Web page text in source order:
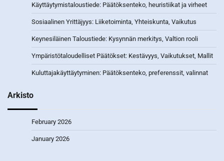
Käyttäytymistaloustiede: Päätöksenteko, heuristiikat ja virheet
Sosiaalinen Yrittäjyys: Liiketoiminta, Yhteiskunta, Vaikutus
Keynesiläinen Taloustiede: Kysynnän merkitys, Valtion rooli
Ympäristötaloudelliset Päätökset: Kestävyys, Vaikutukset, Mallit
Kuluttajakäyttäytyminen: Päätöksenteko, preferenssit, valinnat
Arkisto
February 2026
January 2026